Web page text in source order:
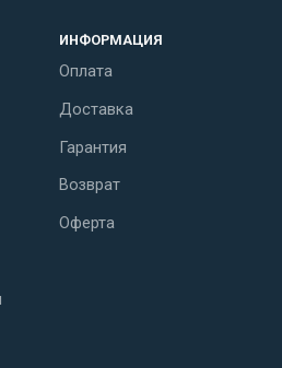
ИНФОРМАЦИЯ
Оплата
Доставка
Гарантия
Возврат
Оферта